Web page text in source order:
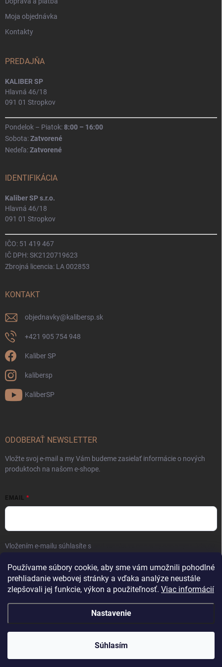
Používame súbory cookie, aby sme vám umožnili pohodlné
prehliadanie webovej stránky a vďaka analýze neustále
zlepšovali jej funkcie, výkon a použiteľnosť. Viac informácií
Nastavenie
Súhlasím
Moja objednávka
Kontakty
PREDAJŇA
KALIBER SP
Hlavná 46/18
091 01 Stropkov
Pondelok – Piatok:8:00 – 16:00
Sobota:Zatvorené
Nedeľa:Zatvorené
IDENTIFIKÁCIA
Kaliber SP s.r.o.
Hlavná 46/18
091 01 Stropkov
IČO: 51 419 467
IČ DPH: SK2120719623
Zbrojná licencia: LA 002853
KONTAKT
objednavky@kalibersp.sk
+421 905 754 948
Kaliber SP
kalibersp
KaliberSP
ODOBERAŤ NEWSLETTER
Vložte svoj e-mail a my Vám budeme zasielať informácie o nových
produktoch na našom e-shope.
EMAIL
Vložením e-mailu súhlasíte s
Prihlásiť sa
Kaliber SP s.r.o. . Všetky práva vyhradené.